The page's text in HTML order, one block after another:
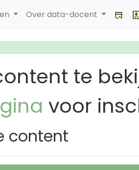
Over data-docent
te
voor
content